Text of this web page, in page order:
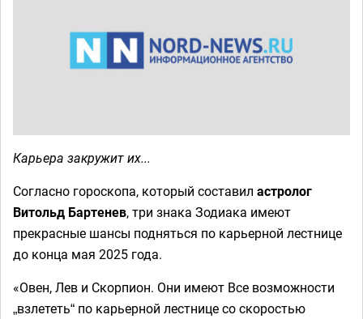
Карьера закружит их...
Согласно гороскопа, который составил астролог
Витольд Бартенев, три знака Зодиака имеют
прекрасные шансы подняться по карьерной лестнице
до конца мая 2025 года.
«Овен, Лев и Скорпион. Они имеют Все возможности
„взлететь“ по карьерной лестнице со скоростью